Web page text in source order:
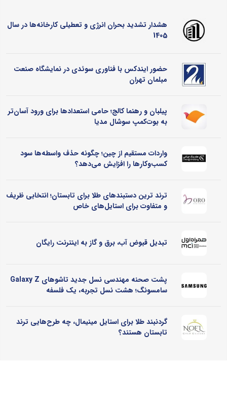
هشدار تشدید بحران انرژی و تعطیلی کارخانه‌ها در سال
1405
حضور ایندکس با فناوری سوئدی در نمایشگاه صنعت
مبلمان تهران
پیلبان و رهنما کالج؛ حامی استعدادها برای ورود آسان‌تر
به بوت‌کمپ سوشال مدیا
واردات مستقیم از چین؛ چگونه حذف واسطه‌ها سود
کسب‌وکارها را افزایش می‌دهد؟
ترند ترین دستبندهای طلا برای تابستان؛ انتخابی ظریف
و متفاوت برای استایل‌های خاص
تبدیل قبوض آب، برق و گاز به اینترنت رایگان
پشت صحنه مهندسی نسل جدید تاشوهای Galaxy Z
سامسونگ؛ هشت نسل تجربه، یک فلسفه
گردنبند طلا برای استایل مینیمال، چه طرح‌هایی ترند
تابستان هستند؟